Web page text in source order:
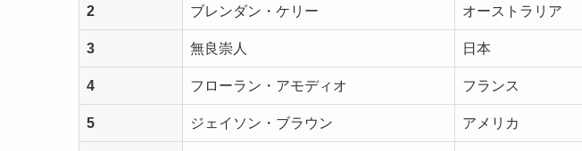
2 ブレンダン・ケリー オーストラリア
3 無良崇人 日本
4 フローラン・アモディオ フランス
5 ジェイソン・ブラウン アメリカ